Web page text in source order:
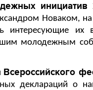
инициатив
Новаком, на
интересующие их
молодежным
Всероссийского
деклараций о